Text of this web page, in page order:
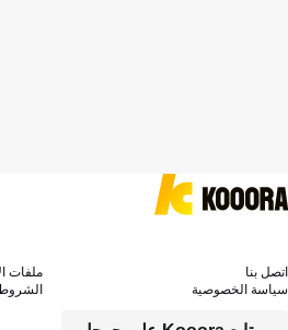
اتصل بنا
ملفات
سياسة الخصوصية